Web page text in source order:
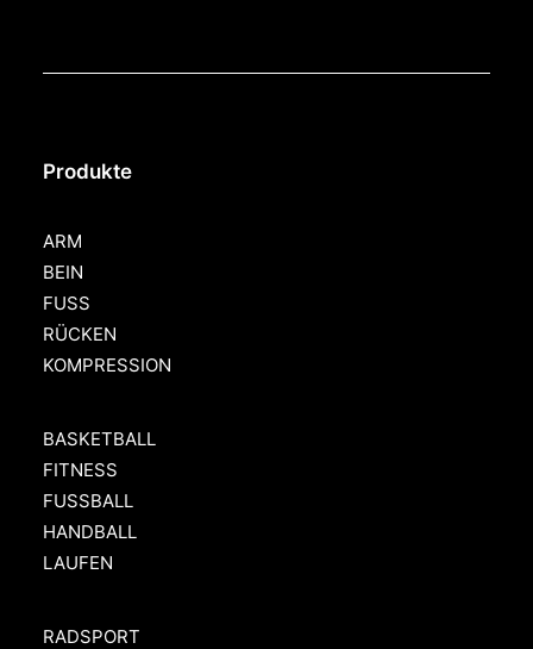
Produkte
ARM
BEIN
FUSS
RÜCKEN
KOMPRESSION
BASKETBALL
FITNESS
FUSSBALL
HANDBALL
LAUFEN
RADSPORT